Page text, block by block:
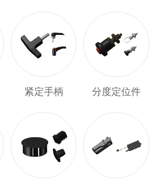
紧定手柄 分度定位件